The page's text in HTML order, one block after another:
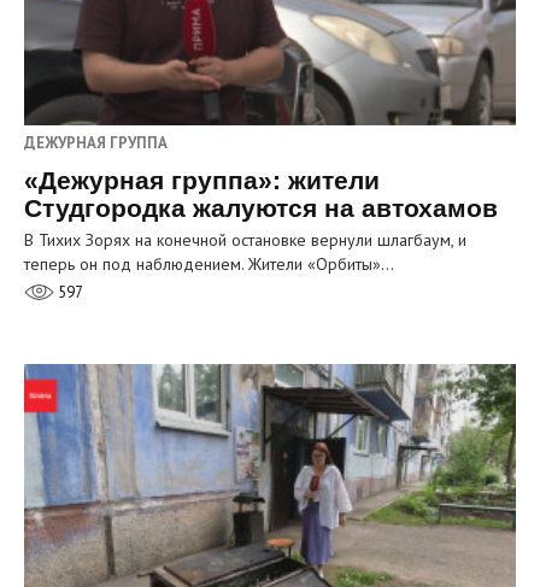
ДЕЖУРНАЯ ГРУППА
«Дежурная группа»: жители
Студгородка жалуются на автохамов
В Тихих Зорях на конечной остановке вернули шлагбаум, и
теперь он под наблюдением. Жители «Орбиты»…
597